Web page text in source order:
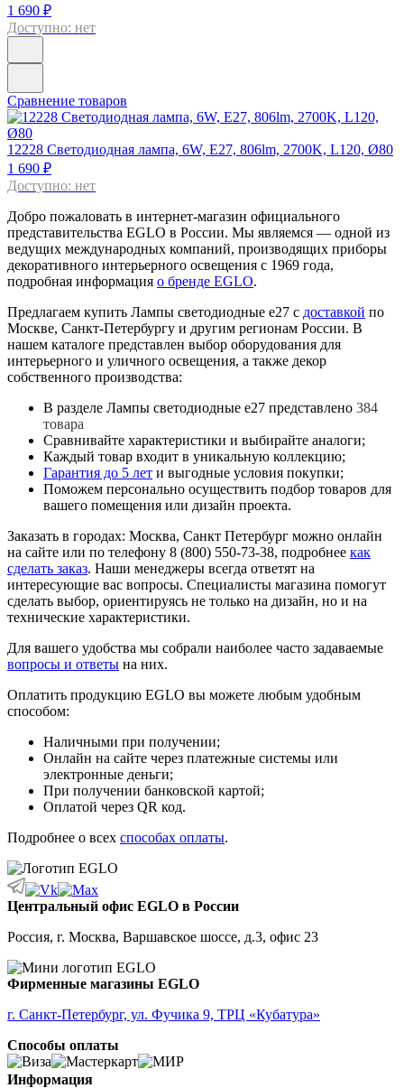
1 690 ₽
Доступно: нет
Сравнение товаров
12228 Светодиодная лампа, 6W, E27, 806lm, 2700K, L120, Ø80
1 690 ₽
Доступно: нет
Добро пожаловать в интернет-магазин официального
представительства EGLO в России. Мы являемся — одной из
ведущих международных компаний, производящих приборы
декоративного интерьерного освещения с 1969 года,
подробная информация о бренде EGLO.
Предлагаем купить Лампы светодиодные e27 с доставкой по
Москве, Санкт-Петербургу и другим регионам России. В
нашем каталоге представлен выбор оборудования для
интерьерного и уличного освещения, а также декор
собственного производства:
В разделе Лампы светодиодные e27 представлено 384
товара
Сравнивайте характеристики и выбирайте аналоги;
Каждый товар входит в уникальную коллекцию;
Гарантия до 5 лет и выгодные условия покупки;
Поможем персонально осуществить подбор товаров для
вашего помещения или дизайн проекта.
Заказать в городах: Москва, Санкт Петербург можно онлайн
на сайте или по телефону 8 (800) 550-73-38, подробнее как
сделать заказ. Наши менеджеры всегда ответят на
интересующие вас вопросы. Специалисты магазина помогут
сделать выбор, ориентируясь не только на дизайн, но и на
технические характеристики.
Для вашего удобства мы собрали наиболее часто задаваемые
вопросы и ответы на них.
Оплатить продукцию EGLO вы можете любым удобным
способом:
Наличными при получении;
Онлайн на сайте через платежные системы или
электронные деньги;
При получении банковской картой;
Оплатой через QR код.
Подробнее о всех способах оплаты.
Центральный офис EGLO в России
Россия, г. Москва, Варшавское шоссе, д.3, офис 23
Фирменные магазины EGLO
г. Санкт-Петербург, ул. Фучика 9, ТРЦ «Кубатура»
Способы оплаты
Информация